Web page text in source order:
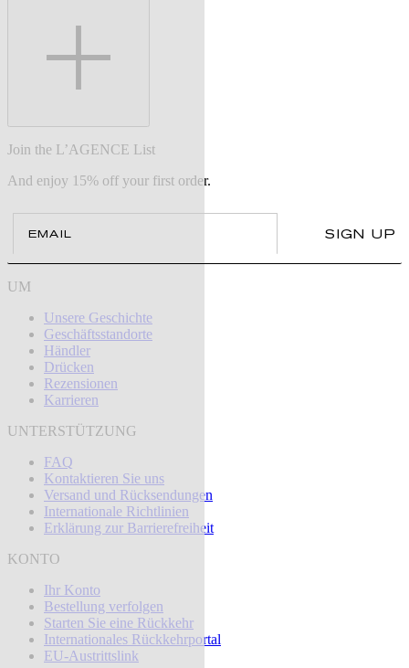
Join the L’AGENCE List
And enjoy 15% off your first order.
SIGN UP
UM
Unsere Geschichte
Geschäftsstandorte
Händler
Drücken
Rezensionen
Karrieren
UNTERSTÜTZUNG
FAQ
Kontaktieren Sie uns
Versand und Rücksendungen
Internationale Richtlinien
Erklärung zur Barrierefreiheit
KONTO
Ihr Konto
Bestellung verfolgen
Starten Sie eine Rückkehr
Internationales Rückkehrportal
EU-Austrittslink